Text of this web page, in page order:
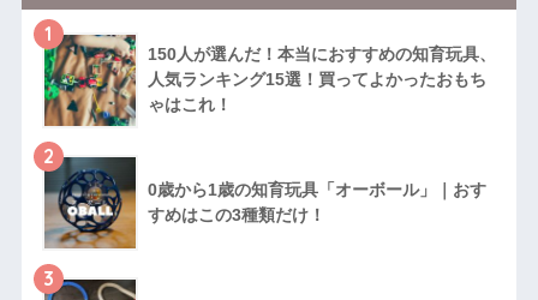
1
150人が選んだ！本当におすすめの知育玩具、
人気ランキング15選！買ってよかったおもち
ゃはこれ！
2
0歳から1歳の知育玩具「オーボール」｜おす
すめはこの3種類だけ！
3